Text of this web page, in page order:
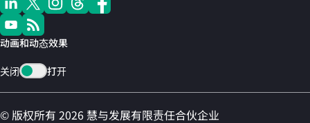
动画和动态效果
关闭 打开
© 版权所有 2026 慧与发展有限责任合伙企业